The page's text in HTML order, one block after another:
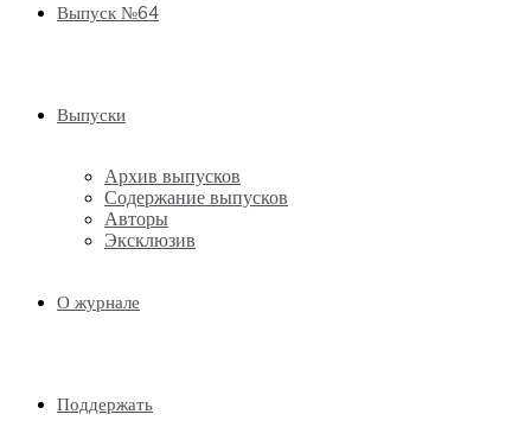
Выпуск №64
Выпуски
Архив выпусков
Содержание выпусков
Авторы
Эксклюзив
О журнале
Поддержать